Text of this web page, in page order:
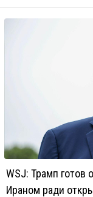
WSJ: Трамп готов
Ираном ради